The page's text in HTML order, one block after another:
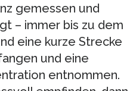
gemessen und
– immer bis zu dem
eine kurze Strecke
und eine
entnommen.